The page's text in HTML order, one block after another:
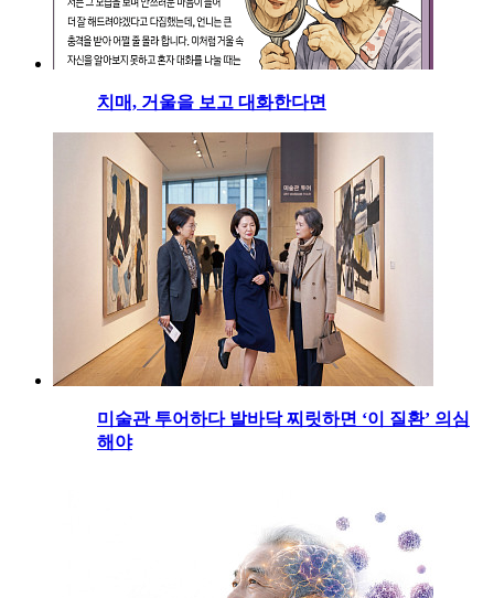
치매, 거울을 보고 대화한다면
미술관 투어하다 발바닥 찌릿하면 ‘이 질환’ 의심
해야